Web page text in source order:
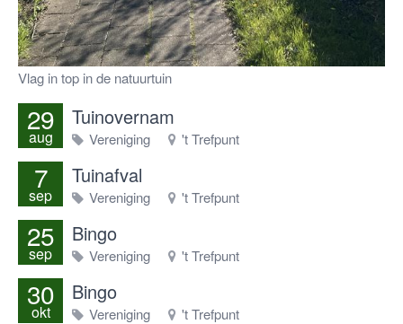
Vlag in top in de natuurtuin
29
aug
Tuinovernam
Vereniging 't Trefpunt
7
sep
Tuinafval
Vereniging 't Trefpunt
25
sep
Bingo
Vereniging 't Trefpunt
30
okt
Bingo
Vereniging 't Trefpunt